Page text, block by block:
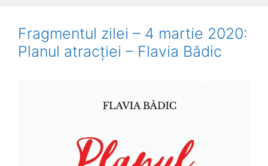
Fragmentul zilei – 4 martie 2020:
Planul atracției – Flavia Bădic